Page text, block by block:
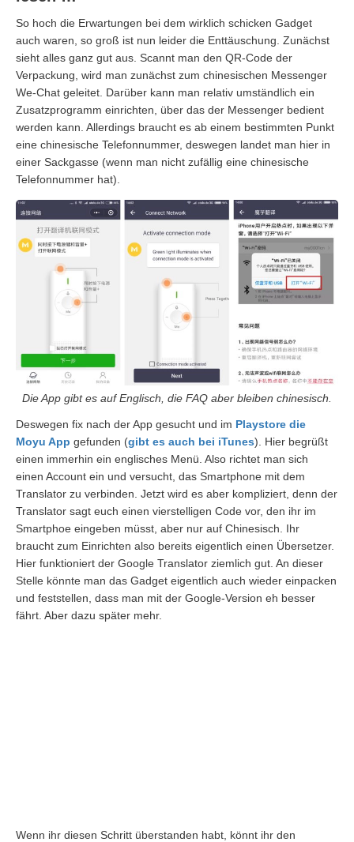
So hoch die Erwartungen bei dem wirklich schicken Gadget
auch waren, so groß ist nun leider die Enttäuschung. Zunächst
sieht alles ganz gut aus. Scannt man den QR-Code der
Verpackung, wird man zunächst zum chinesischen Messenger
We-Chat geleitet. Darüber kann man relativ umständlich ein
Zusatzprogramm einrichten, über das der Messenger bedient
werden kann. Allerdings braucht es ab einem bestimmten Punkt
eine chinesische Telefonnummer, deswegen landet man hier in
einer Sackgasse (wenn man nicht zufällig eine chinesische
Telefonnummer hat).
Die App gibt es auf Englisch, die FAQ aber bleiben chinesisch.
Deswegen fix nach der App gesucht und im Playstore die
Moyu App gefunden (gibt es auch bei iTunes). Hier begrüßt
einen immerhin ein englisches Menü. Also richtet man sich
einen Account ein und versucht, das Smartphone mit dem
Translator zu verbinden. Jetzt wird es aber kompliziert, denn der
Translator sagt euch einen vierstelligen Code vor, den ihr im
Smartphoe eingeben müsst, aber nur auf Chinesisch. Ihr
braucht zum Einrichten also bereits eigentlich einen Übersetzer.
Hier funktioniert der Google Translator ziemlich gut. An dieser
Stelle könnte man das Gadget eigentlich auch wieder einpacken
und feststellen, dass man mit der Google-Version eh besser
fährt. Aber dazu später mehr.
Wenn ihr diesen Schritt überstanden habt, könnt ihr den